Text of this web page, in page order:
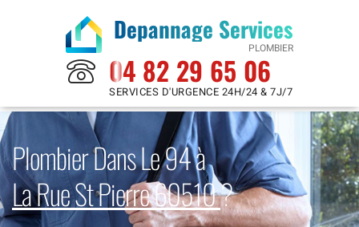
Depannage Services
PLOMBIER
04 82 29 65 06
SERVICES D'URGENCE 24H/24 & 7J/7
Plombier Dans Le 94 à
La Rue St Pierre 60510?